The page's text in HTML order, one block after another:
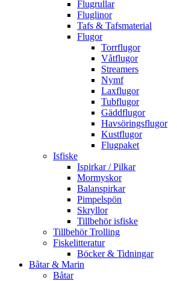
Flugrullar
Fluglinor
Tafs & Tafsmaterial
Flugor
Torrflugor
Våtflugor
Streamers
Nymf
Laxflugor
Tubflugor
Gäddflugor
Havsöringsflugor
Kustflugor
Flugpaket
Isfiske
Ispirkar / Pilkar
Mormyskor
Balanspirkar
Pimpelspön
Skryllor
Tillbehör isfiske
Tillbehör Trolling
Fiskelitteratur
Böcker & Tidningar
Båtar & Marin
Båtar